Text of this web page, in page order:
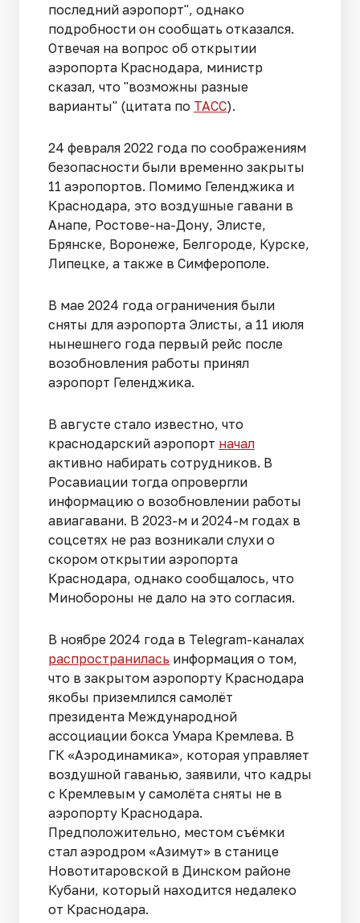
последний аэропорт", однако
подробности он сообщать отказался.
Отвечая на вопрос об открытии
аэропорта Краснодара, министр
сказал, что "возможны разные
варианты" (цитата по ТАСС).
24 февраля 2022 года по соображениям
безопасности были временно закрыты
11 аэропортов. Помимо Геленджика и
Краснодара, это воздушные гавани в
Анапе, Ростове-на-Дону, Элисте,
Брянске, Воронеже, Белгороде, Курске,
Липецке, а также в Симферополе.
В мае 2024 года ограничения были
сняты для аэропорта Элисты, а 11 июля
нынешнего года первый рейс после
возобновления работы принял
аэропорт Геленджика.
В августе стало известно, что
краснодарский аэропорт начал
активно набирать сотрудников. В
Росавиации тогда опровергли
информацию о возобновлении работы
авиагавани. В 2023-м и 2024-м годах в
соцсетях не раз возникали слухи о
скором открытии аэропорта
Краснодара, однако сообщалось, что
Минобороны не дало на это согласия.
В ноябре 2024 года в Telegram-каналах
распространилась информация о том,
что в закрытом аэропорту Краснодара
якобы приземлился самолёт
президента Международной
ассоциации бокса Умара Кремлева. В
ГК «Аэродинамика», которая управляет
воздушной гаванью, заявили, что кадры
с Кремлевым у самолёта сняты не в
аэропорту Краснодара.
Предположительно, местом съёмки
стал аэродром «Азимут» в станице
Новотитаровской в Динском районе
Кубани, который находится недалеко
от Краснодара.